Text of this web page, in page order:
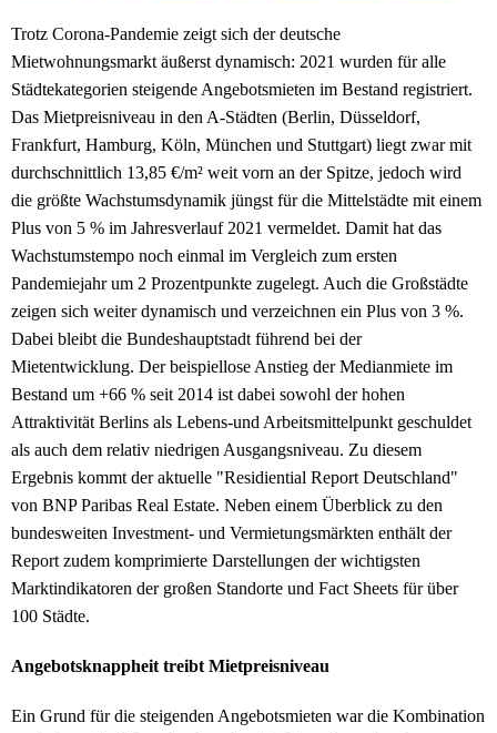
Trotz Corona-Pandemie zeigt sich der deutsche
Mietwohnungsmarkt äußerst dynamisch: 2021 wurden für alle
Städtekategorien steigende Angebotsmieten im Bestand registriert.
Das Mietpreisniveau in den A-Städten (Berlin, Düsseldorf,
Frankfurt, Hamburg, Köln, München und Stuttgart) liegt zwar mit
durchschnittlich 13,85 €/m² weit vorn an der Spitze, jedoch wird
die größte Wachstumsdynamik jüngst für die Mittelstädte mit einem
Plus von 5 % im Jahresverlauf 2021 vermeldet. Damit hat das
Wachstumstempo noch einmal im Vergleich zum ersten
Pandemiejahr um 2 Prozentpunkte zugelegt. Auch die Großstädte
zeigen sich weiter dynamisch und verzeichnen ein Plus von 3 %.
Dabei bleibt die Bundeshauptstadt führend bei der
Mietentwicklung. Der beispiellose Anstieg der Medianmiete im
Bestand um +66 % seit 2014 ist dabei sowohl der hohen
Attraktivität Berlins als Lebens-und Arbeitsmittelpunkt geschuldet
als auch dem relativ niedrigen Ausgangsniveau. Zu diesem
Ergebnis kommt der aktuelle "Residiential Report Deutschland"
von BNP Paribas Real Estate. Neben einem Überblick zu den
bundesweiten Investment- und Vermietungsmärkten enthält der
Report zudem komprimierte Darstellungen der wichtigsten
Marktindikatoren der großen Standorte und Fact Sheets für über
100 Städte.
Angebotsknappheit treibt Mietpreisniveau
Ein Grund für die steigenden Angebotsmieten war die Kombination